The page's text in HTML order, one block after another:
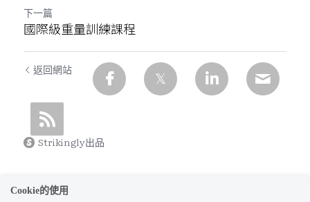
下一篇
國際級重量訓練課程
返回網站
Strikingly出品
Cookie的使用